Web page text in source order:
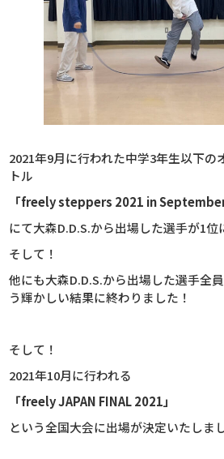
2021年9月に行われた中学3年生以下の
トル
「freely steppers 2021 in September
にて大森D.D.S.から出場した選手が1位
そして！
他にも大森D.D.S.から出場した選手全
う輝かしい結果に終わりました！
そして！
2021年10月に行われる
「freely JAPAN FINAL 2021」
という全国大会に出場が決定いたしま